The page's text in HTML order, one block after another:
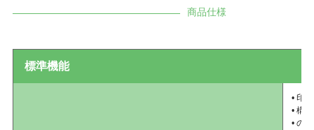
商品仕様
標準機能
• 印
• 構
• の